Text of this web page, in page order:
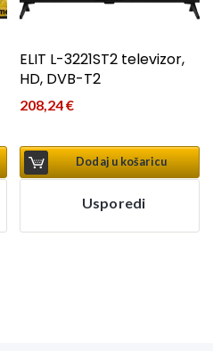
ELIT L-3221ST2 televizor,
HD, DVB-T2
208,24€
Dodaj u košaricu
Usporedi